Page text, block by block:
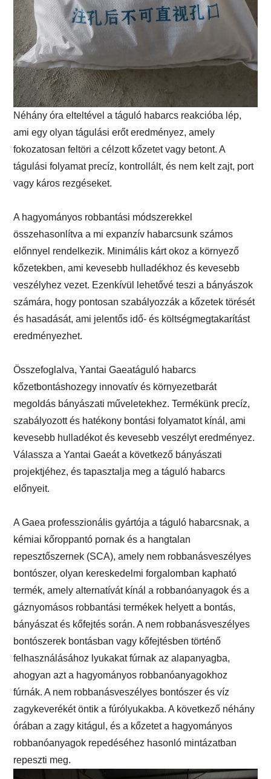
Néhány óra elteltével a táguló habarcs reakcióba lép,
ami egy olyan tágulási erőt eredményez, amely
fokozatosan feltöri a célzott kőzetet vagy betont. A
tágulási folyamat precíz, kontrollált, és nem kelt zajt, port
vagy káros rezgéseket.
A hagyományos robbantási módszerekkel
összehasonlítva a mi expanzív habarcsunk számos
előnnyel rendelkezik. Minimális kárt okoz a környező
kőzetekben, ami kevesebb hulladékhoz és kevesebb
veszélyhez vezet. Ezenkívül lehetővé teszi a bányászok
számára, hogy pontosan szabályozzák a kőzetek törését
és hasadását, ami jelentős idő- és költségmegtakarítást
eredményezhet.
Összefoglalva, Yantai Gaeatáguló habarcs
kőzetbontáshozegy innovatív és környezetbarát
megoldás bányászati ​​műveletekhez. Termékünk precíz,
szabályozott és hatékony bontási folyamatot kínál, ami
kevesebb hulladékot és kevesebb veszélyt eredményez.
Válassza a Yantai Gaeát a következő bányászati ​​
projektjéhez, és tapasztalja meg a táguló habarcs
előnyeit.
A Gaea professzionális gyártója a táguló habarcsnak, a
kémiai kőroppantó pornak és a hangtalan
repesztőszernek (SCA), amely nem robbanásveszélyes
bontószer, olyan kereskedelmi forgalomban kapható
termék, amely alternatívát kínál a robbanóanyagok és a
gáznyomásos robbantási termékek helyett a bontás,
bányászat és kőfejtés során. A nem robbanásveszélyes
bontószerek bontásban vagy kőfejtésben történő
felhasználásához lyukakat fúrnak az alapanyagba,
ahogyan azt a hagyományos robbanóanyagokhoz
fúrnák. A nem robbanásveszélyes bontószer és víz
zagykeverékét öntik a fúrólyukakba. A következő néhány
órában a zagy kitágul, és a kőzetet a hagyományos
robbanóanyagok repedéséhez hasonló mintázatban
repeszti meg.